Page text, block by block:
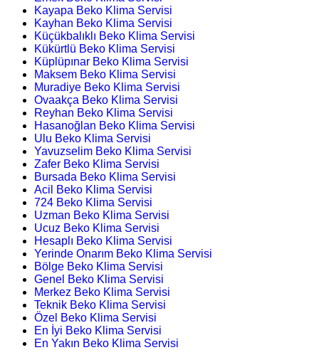
Kayapa Beko Klima Servisi
Kayhan Beko Klima Servisi
Küçükbalıklı Beko Klima Servisi
Kükürtlü Beko Klima Servisi
Küplüpınar Beko Klima Servisi
Maksem Beko Klima Servisi
Muradiye Beko Klima Servisi
Ovaakça Beko Klima Servisi
Reyhan Beko Klima Servisi
Hasanoğlan Beko Klima Servisi
Ulu Beko Klima Servisi
Yavuzselim Beko Klima Servisi
Zafer Beko Klima Servisi
Bursada Beko Klima Servisi
Acil Beko Klima Servisi
724 Beko Klima Servisi
Uzman Beko Klima Servisi
Ucuz Beko Klima Servisi
Hesaplı Beko Klima Servisi
Yerinde Onarım Beko Klima Servisi
Bölge Beko Klima Servisi
Genel Beko Klima Servisi
Merkez Beko Klima Servisi
Teknik Beko Klima Servisi
Özel Beko Klima Servisi
En İyi Beko Klima Servisi
En Yakın Beko Klima Servisi